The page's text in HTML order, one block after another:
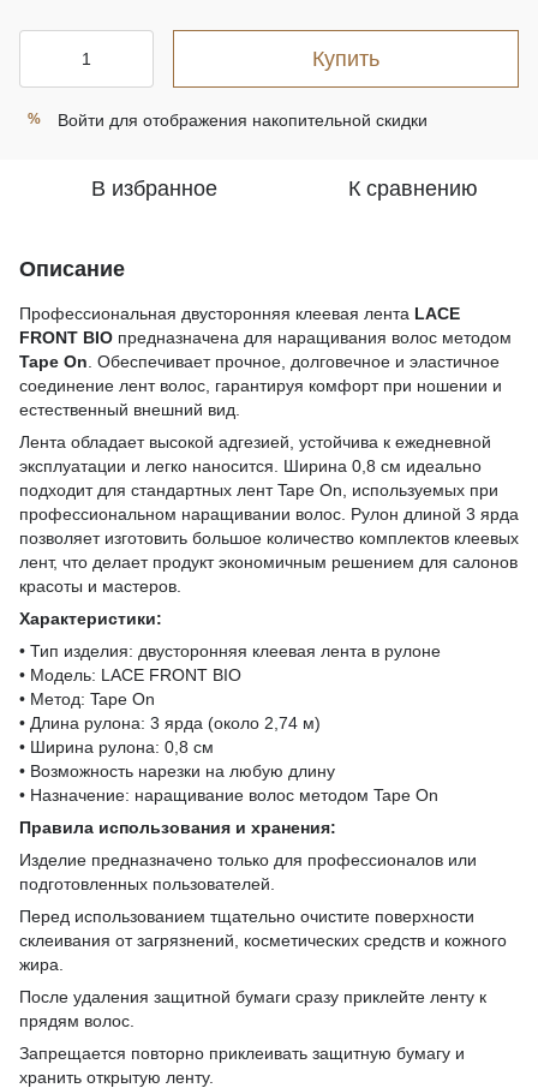
Купить
% Войти для отображения накопительной скидки
В избранное К сравнению
Описание
Профессиональная двусторонняя клеевая лента LACE
FRONT BIO предназначена для наращивания волос методом
Tape On . Обеспечивает прочное, долговечное и эластичное
соединение лент волос, гарантируя комфорт при ношении и
естественный внешний вид.
Лента обладает высокой адгезией, устойчива к ежедневной
эксплуатации и легко наносится. Ширина 0,8 см идеально
подходит для стандартных лент Tape On, используемых при
профессиональном наращивании волос. Рулон длиной 3 ярда
позволяет изготовить большое количество комплектов клеевых
лент, что делает продукт экономичным решением для салонов
красоты и мастеров.
Характеристики:
• Тип изделия: двусторонняя клеевая лента в рулоне
• Модель: LACE FRONT BIO
• Метод: Tape On
• Длина рулона: 3 ярда (около 2,74 м)
• Ширина рулона: 0,8 см
• Возможность нарезки на любую длину
• Назначение: наращивание волос методом Tape On
Правила использования и хранения:
Изделие предназначено только для профессионалов или
подготовленных пользователей.
Перед использованием тщательно очистите поверхности
склеивания от загрязнений, косметических средств и кожного
жира.
После удаления защитной бумаги сразу приклейте ленту к
прядям волос.
Запрещается повторно приклеивать защитную бумагу и
хранить открытую ленту.